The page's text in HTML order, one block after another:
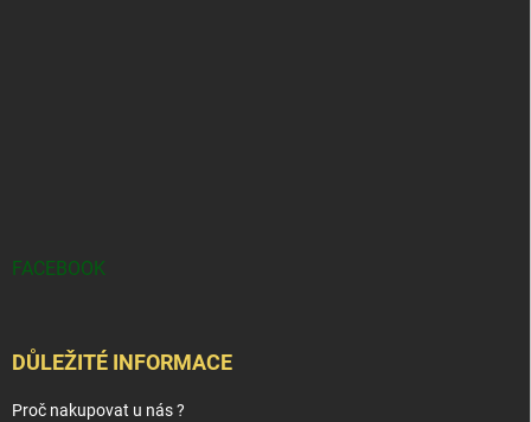
FACEBOOK
DŮLEŽITÉ INFORMACE
Proč nakupovat u nás ?